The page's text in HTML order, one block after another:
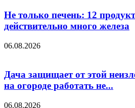
Не только печень: 12
действительно много железа
06.08.2026
Дача защищает от этой
на огороде работать не...
06.08.2026